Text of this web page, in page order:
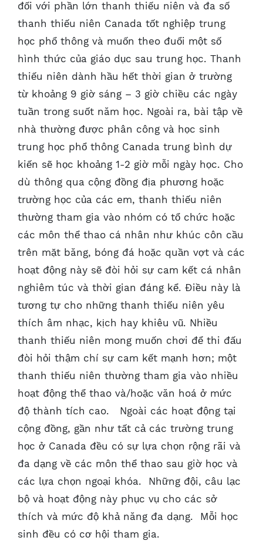
đối với phần lớn thanh thiếu niên và đa số
thanh thiếu niên Canada tốt nghiệp trung
học phổ thông và muốn theo đuổi một số
hình thức của giáo dục sau trung học. Thanh
thiếu niên dành hầu hết thời gian ở trường
từ khoảng 9 giờ sáng – 3 giờ chiều các ngày
tuần trong suốt năm học. Ngoài ra, bài tập về
nhà thường được phân công và học sinh
trung học phổ thông Canada trung bình dự
kiến sẽ học khoảng 1-2 giờ mỗi ngày học. Cho
dù thông qua cộng đồng địa phương hoặc
trường học của các em, thanh thiếu niên
thường tham gia vào nhóm có tổ chức hoặc
các môn thể thao cá nhân như khúc côn cầu
trên mặt băng, bóng đá hoặc quần vợt và các
hoạt động này sẽ đòi hỏi sự cam kết cá nhân
nghiêm túc và thời gian đáng kể. Điều này là
tương tự cho những thanh thiếu niên yêu
thích âm nhạc, kịch hay khiêu vũ. Nhiều
thanh thiếu niên mong muốn chơi để thi đấu
đòi hỏi thậm chí sự cam kết mạnh hơn; một
thanh thiếu niên thường tham gia vào nhiều
hoạt động thể thao và/hoặc văn hoá ở mức
độ thành tích cao. Ngoài các hoạt động tại
cộng đồng, gần như tất cả các trường trung
học ở Canada đều có sự lựa chọn rộng rãi và
đa dạng về các môn thể thao sau giờ học và
các lựa chọn ngoại khóa. Những đội, câu lạc
bộ và hoạt động này phục vụ cho các sở
thích và mức độ khả năng đa dạng. Mỗi học
sinh đều có cơ hội tham gia.